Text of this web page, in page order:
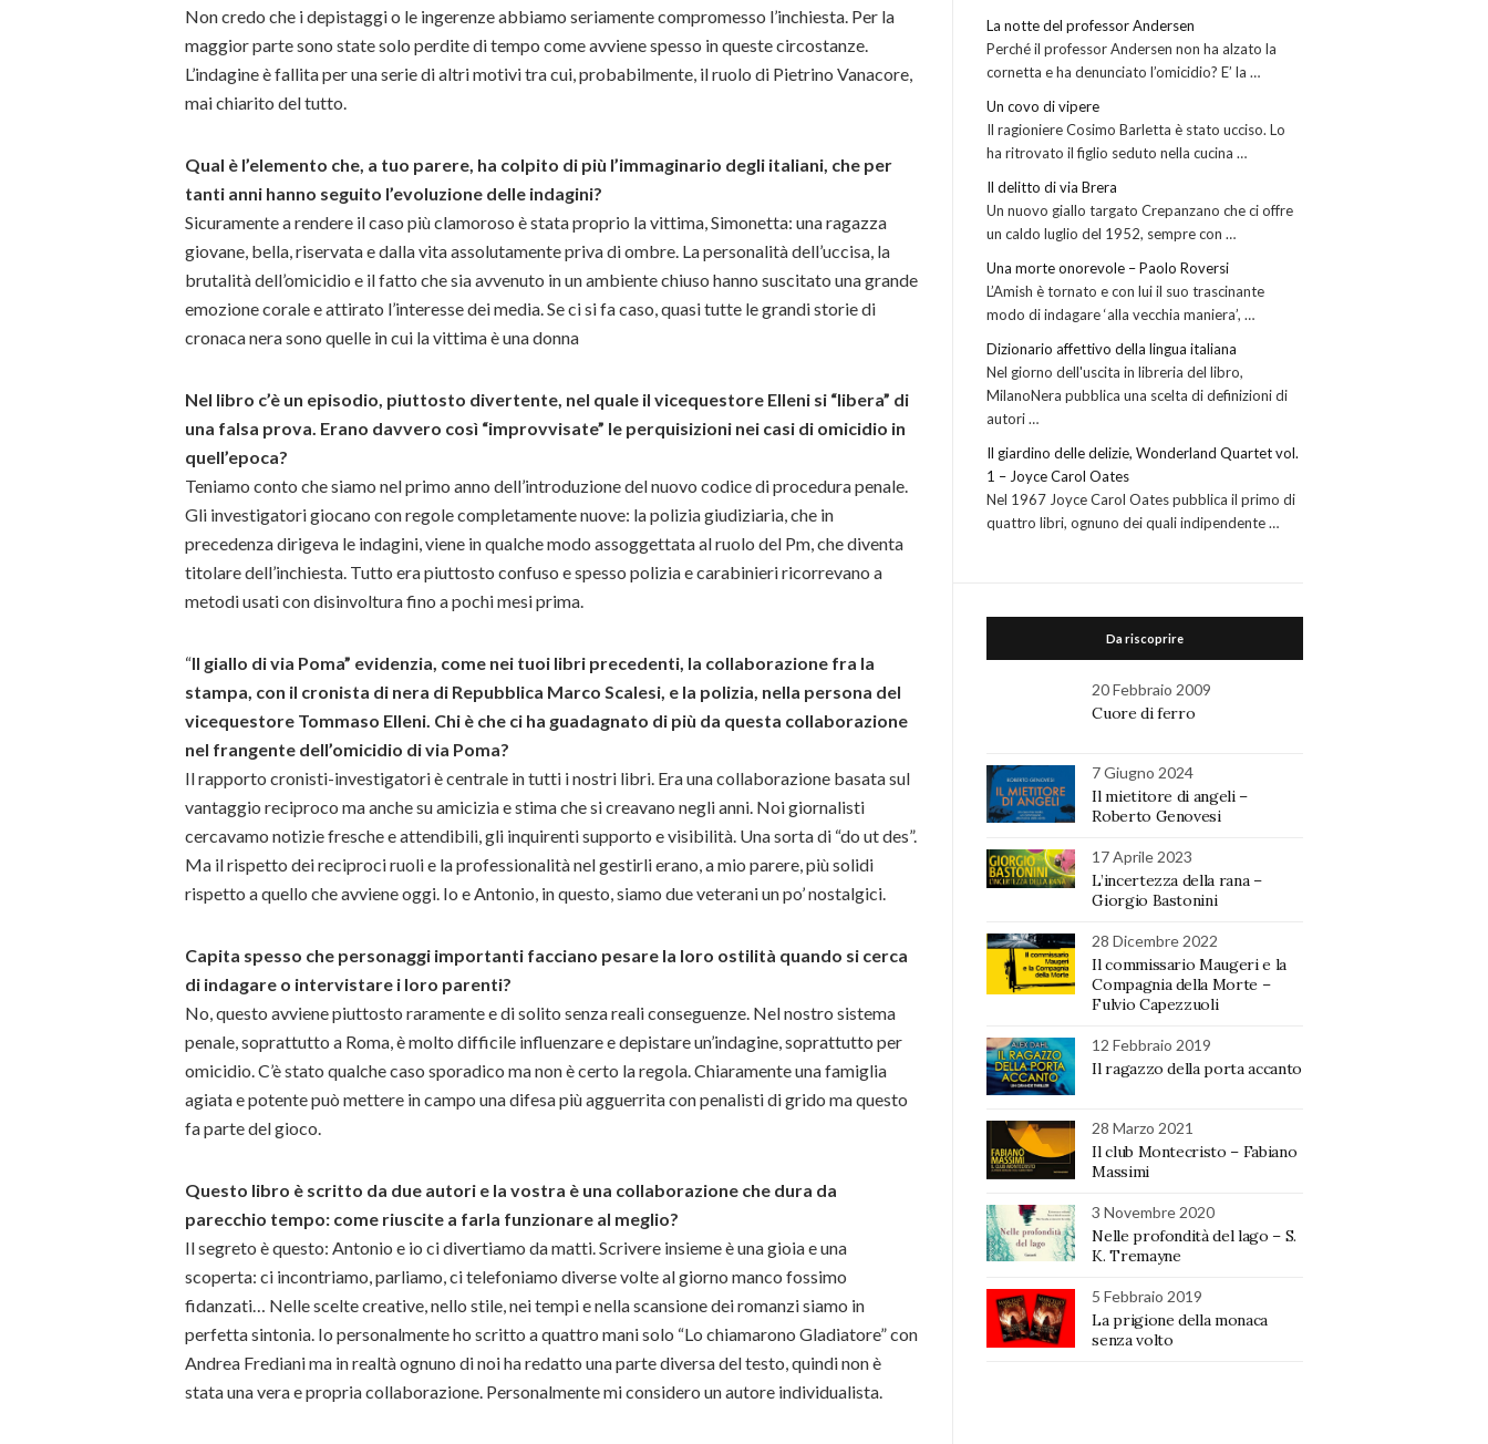
Non credo che i depistaggi o le ingerenze abbiamo seriamente compromesso l’inchiesta. Per la
maggior parte sono state solo perdite di tempo come avviene spesso in queste circostanze.
L’indagine è fallita per una serie di altri motivi tra cui, probabilmente, il ruolo di Pietrino Vanacore,
mai chiarito del tutto.
Qual è l’elemento che, a tuo parere, ha colpito di più l’immaginario degli italiani, che per
tanti anni hanno seguito l’evoluzione delle indagini?
Sicuramente a rendere il caso più clamoroso è stata proprio la vittima, Simonetta: una ragazza
giovane, bella, riservata e dalla vita assolutamente priva di ombre. La personalità dell’uccisa, la
brutalità dell’omicidio e il fatto che sia avvenuto in un ambiente chiuso hanno suscitato una grande
emozione corale e attirato l’interesse dei media. Se ci si fa caso, quasi tutte le grandi storie di
cronaca nera sono quelle in cui la vittima è una donna
Nel libro c’è un episodio, piuttosto divertente, nel quale il vicequestore Elleni si “libera” di
una falsa prova. Erano davvero così “improvvisate” le perquisizioni nei casi di omicidio in
quell’epoca?
Teniamo conto che siamo nel primo anno dell’introduzione del nuovo codice di procedura penale.
Gli investigatori giocano con regole completamente nuove: la polizia giudiziaria, che in
precedenza dirigeva le indagini, viene in qualche modo assoggettata al ruolo del Pm, che diventa
titolare dell’inchiesta. Tutto era piuttosto confuso e spesso polizia e carabinieri ricorrevano a
metodi usati con disinvoltura fino a pochi mesi prima.
“Il giallo di via Poma” evidenzia, come nei tuoi libri precedenti, la collaborazione fra la
stampa, con il cronista di nera di Repubblica Marco Scalesi, e la polizia, nella persona del
vicequestore Tommaso Elleni. Chi è che ci ha guadagnato di più da questa collaborazione
nel frangente dell’omicidio di via Poma?
Il rapporto cronisti-investigatori è centrale in tutti i nostri libri. Era una collaborazione basata sul
vantaggio reciproco ma anche su amicizia e stima che si creavano negli anni. Noi giornalisti
cercavamo notizie fresche e attendibili, gli inquirenti supporto e visibilità. Una sorta di “do ut des”.
Ma il rispetto dei reciproci ruoli e la professionalità nel gestirli erano, a mio parere, più solidi
rispetto a quello che avviene oggi. Io e Antonio, in questo, siamo due veterani un po’ nostalgici.
Capita spesso che personaggi importanti facciano pesare la loro ostilità quando si cerca
di indagare o intervistare i loro parenti?
No, questo avviene piuttosto raramente e di solito senza reali conseguenze. Nel nostro sistema
penale, soprattutto a Roma, è molto difficile influenzare e depistare un’indagine, soprattutto per
omicidio. C’è stato qualche caso sporadico ma non è certo la regola. Chiaramente una famiglia
agiata e potente può mettere in campo una difesa più agguerrita con penalisti di grido ma questo
fa parte del gioco.
Questo libro è scritto da due autori e la vostra è una collaborazione che dura da
parecchio tempo: come riuscite a farla funzionare al meglio?
Il segreto è questo: Antonio e io ci divertiamo da matti. Scrivere insieme è una gioia e una
scoperta: ci incontriamo, parliamo, ci telefoniamo diverse volte al giorno manco fossimo
fidanzati… Nelle scelte creative, nello stile, nei tempi e nella scansione dei romanzi siamo in
perfetta sintonia. Io personalmente ho scritto a quattro mani solo “Lo chiamarono Gladiatore” con
Andrea Frediani ma in realtà ognuno di noi ha redatto una parte diversa del testo, quindi non è
stata una vera e propria collaborazione. Personalmente mi considero un autore individualista.
La notte del professor Andersen
Perché il professor Andersen non ha alzato la
cornetta e ha denunciato l’omicidio? E’ la …
Un covo di vipere
Il ragioniere Cosimo Barletta è stato ucciso. Lo
ha ritrovato il figlio seduto nella cucina …
Il delitto di via Brera
Un nuovo giallo targato Crepanzano che ci offre
un caldo luglio del 1952, sempre con …
Una morte onorevole – Paolo Roversi
L’Amish è tornato e con lui il suo trascinante
modo di indagare ‘alla vecchia maniera’, …
Dizionario affettivo della lingua italiana
Nel giorno dell'uscita in libreria del libro,
MilanoNera pubblica una scelta di definizioni di
autori …
Il giardino delle delizie, Wonderland Quartet vol.
1 – Joyce Carol Oates
Nel 1967 Joyce Carol Oates pubblica il primo di
quattro libri, ognuno dei quali indipendente …
Da riscoprire
20 Febbraio 2009
Cuore di ferro
7 Giugno 2024
Il mietitore di angeli –
Roberto Genovesi
17 Aprile 2023
L’incertezza della rana –
Giorgio Bastonini
28 Dicembre 2022
Il commissario Maugeri e la
Compagnia della Morte –
Fulvio Capezzuoli
12 Febbraio 2019
Il ragazzo della porta accanto
28 Marzo 2021
Il club Montecristo – Fabiano
Massimi
3 Novembre 2020
Nelle profondità del lago – S.
K. Tremayne
5 Febbraio 2019
La prigione della monaca
senza volto